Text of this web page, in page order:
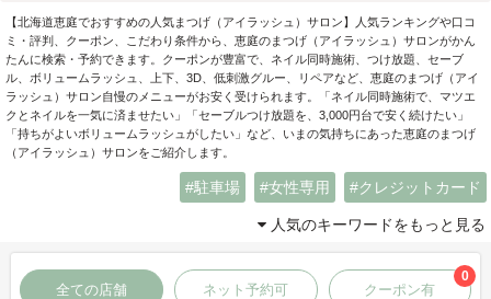
【北海道恵庭でおすすめの人気まつげ（アイラッシュ）サロン】人気ランキングや口コ
ミ・評判、クーポン、こだわり条件から、恵庭のまつげ（アイラッシュ）サロンがかん
たんに検索・予約できます。クーポンが豊富で、ネイル同時施術、つけ放題、セーブ
ル、ボリュームラッシュ、上下、3D、低刺激グルー、リペアなど、恵庭のまつげ（アイ
ラッシュ）サロン自慢のメニューがお安く受けられます。「ネイル同時施術で、マツエ
クとネイルを一気に済ませたい」「セーブルつけ放題を、3,000円台で安く続けたい」
「持ちがよいボリュームラッシュがしたい」など、いまの気持ちにあった恵庭のまつげ
（アイラッシュ）サロンをご紹介します。
駐車場 女性専用 クレジットカード
人気のキーワードをもっと見る
全ての店舗 ネット予約可 クーポン有
0